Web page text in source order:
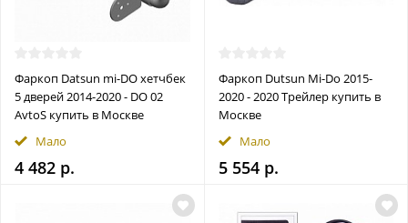
Фаркоп Datsun mi-DO хетчбек
5 дверей 2014-2020 - DO 02
AvtoS купить в Москве
Мало
4 482 р.
Фаркоп Dutsun Mi-Do 2015-
2020 - 2020 Трейлер купить в
Москве
Мало
5 554 р.